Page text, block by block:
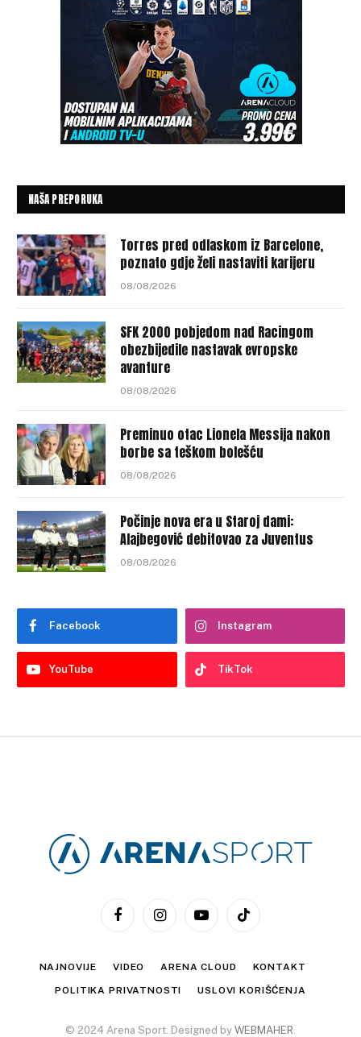
NAŠA PREPORUKA
Torres pred odlaskom iz Barcelone,
poznato gdje želi nastaviti karijeru
08/08/2026
SFK 2000 pobjedom nad Racingom
obezbijedile nastavak evropske
avanture
08/08/2026
Preminuo otac Lionela Messija nakon
borbe sa teškom bolešću
08/08/2026
Počinje nova era u Staroj dami:
Alajbegović debitovao za Juventus
08/08/2026
Facebook Instagram
YouTube TikTok
FacebookInstagramYouTubeTikTok
NAJNOVIJE VIDEO ARENA CLOUD KONTAKT
POLITIKA PRIVATNOSTI USLOVI KORIŠĆENJA
© 2024 Arena Sport. Designed by WEBMAHER.